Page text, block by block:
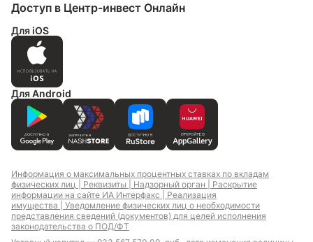
Доступ в Центр-инвест Онлайн
Для iOS
Для Android
Информация о максимальных процентных ставках по вкладам
физических лиц | Реквизиты | Надзорный орган | Раскрытие
информации на сайте ИА Интерфакс | Реализация
имущества | Уведомление физических лиц о необходимости
представления сведений (документов) для целей исполнения
законодательства о ПОД/ФТ